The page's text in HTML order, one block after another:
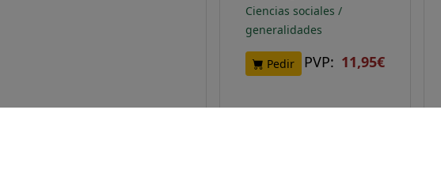
Ciencias sociales /
generalidades
Pedir PVP: 11,95€